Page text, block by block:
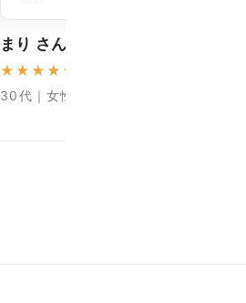
まり さん
★ ★ ★ ★ ★
30代｜女性｜山武市